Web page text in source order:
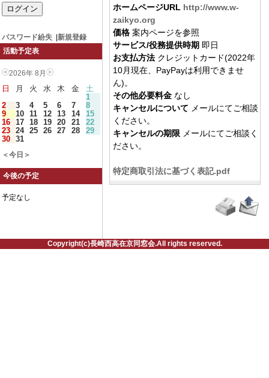
パスワード紛失
新規登録
活動予定表
2026年 8月
日 月 火 水 木 金
土
1
2
3 4 5 6 7
8
9
10 11 12 13 14
15
16 17 18 19 20 21
22
23 24 25 26 27 28
29
30 31
＜今日＞
今後の予定
予定なし
ホームページURL http://www.w-
zaikyo.org
価格 案内ページを参照
サービス/役務提供時期 即日
お支払方法 クレジットカード(2022年
10月現在、PayPayは利用できませ
ん)。
その他必要料金 なし
キャンセルについて メールにてご相談
ください。
キャンセルの期限 メールにてご相談く
ださい。
特定商取引法に基づく表記.pdf
Copyright(c)長崎西高在京同窓会.All rights reserved.